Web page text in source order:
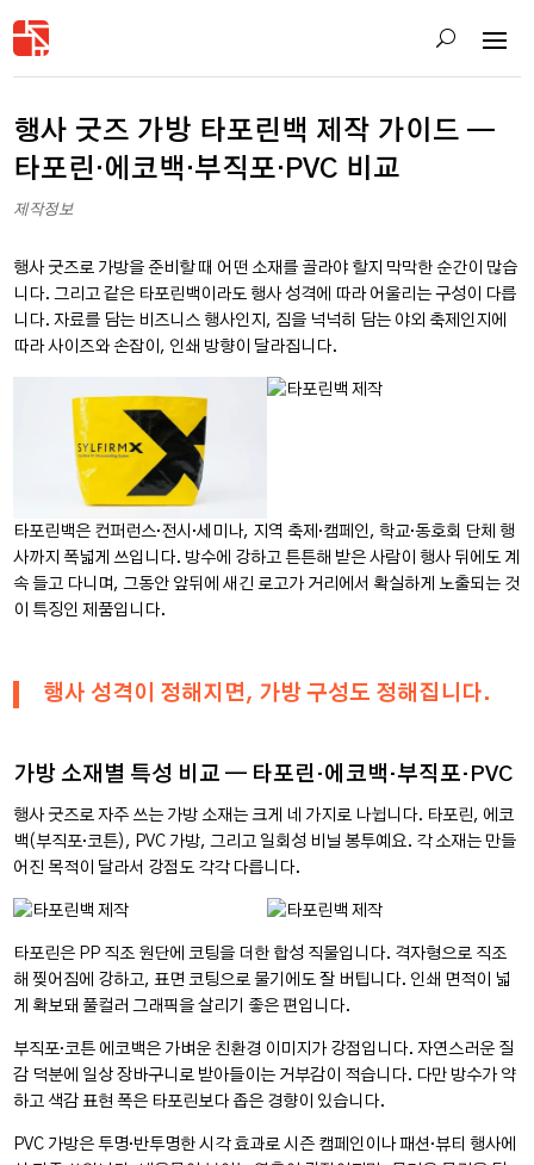
행사 굿즈 가방 타포린백 제작 가이드 —
타포린·에코백·부직포·PVC 비교
제작정보
행사 굿즈로 가방을 준비할 때 어떤 소재를 골라야 할지 막막한 순간이 많습
니다. 그리고 같은 타포린백이라도 행사 성격에 따라 어울리는 구성이 다릅
니다. 자료를 담는 비즈니스 행사인지, 짐을 넉넉히 담는 야외 축제인지에
따라 사이즈와 손잡이, 인쇄 방향이 달라집니다.
타포린백은 컨퍼런스·전시·세미나, 지역 축제·캠페인, 학교·동호회 단체 행
사까지 폭넓게 쓰입니다. 방수에 강하고 튼튼해 받은 사람이 행사 뒤에도 계
속 들고 다니며, 그동안 앞뒤에 새긴 로고가 거리에서 확실하게 노출되는 것
이 특징인 제품입니다.
행사 성격이 정해지면, 가방 구성도 정해집니다.
가방 소재별 특성 비교 — 타포린·에코백·부직포·PVC
행사 굿즈로 자주 쓰는 가방 소재는 크게 네 가지로 나뉩니다. 타포린, 에코
백(부직포·코튼), PVC 가방, 그리고 일회성 비닐 봉투예요. 각 소재는 만들
어진 목적이 달라서 강점도 각각 다릅니다.
타포린은 PP 직조 원단에 코팅을 더한 합성 직물입니다. 격자형으로 직조
해 찢어짐에 강하고, 표면 코팅으로 물기에도 잘 버팁니다. 인쇄 면적이 넓
게 확보돼 풀컬러 그래픽을 살리기 좋은 편입니다.
부직포·코튼 에코백은 가벼운 친환경 이미지가 강점입니다. 자연스러운 질
감 덕분에 일상 장바구니로 받아들이는 거부감이 적습니다. 다만 방수가 약
하고 색감 표현 폭은 타포린보다 좁은 경향이 있습니다.
PVC 가방은 투명·반투명한 시각 효과로 시즌 캠페인이나 패션·뷰티 행사에